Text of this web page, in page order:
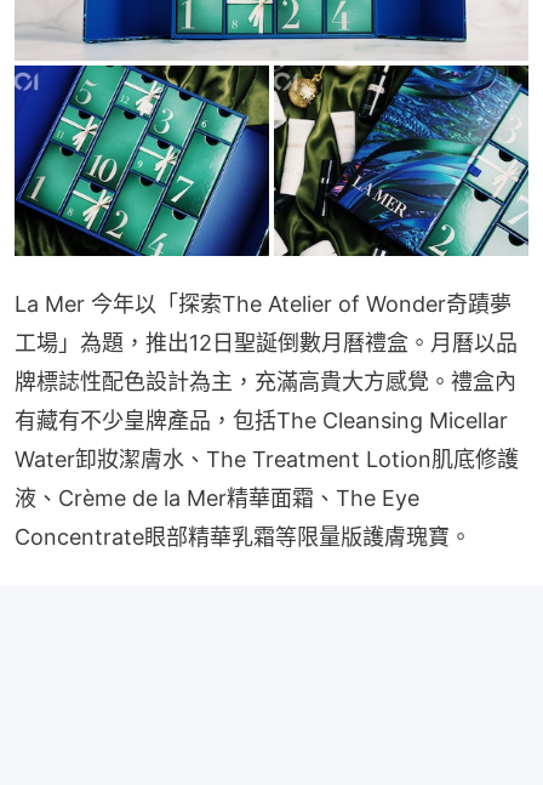
La Mer 今年以「探索The Atelier of Wonder奇蹟夢
工場」為題，推出12日聖誕倒數月曆禮盒。月曆以品
牌標誌性配色設計為主，充滿高貴大方感覺。禮盒內
有藏有不少皇牌產品，包括The Cleansing Micellar
Water卸妝潔膚水、The Treatment Lotion肌底修護
液、Crème de la Mer精華面霜、The Eye
Concentrate眼部精華乳霜等限量版護膚瑰寶。